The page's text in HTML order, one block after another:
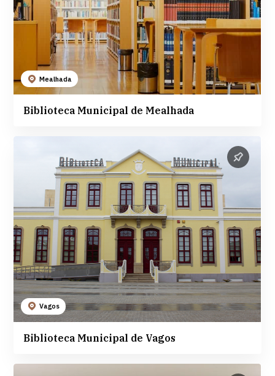
Mealhada
Biblioteca Municipal de Mealhada
Vagos
Biblioteca Municipal de Vagos